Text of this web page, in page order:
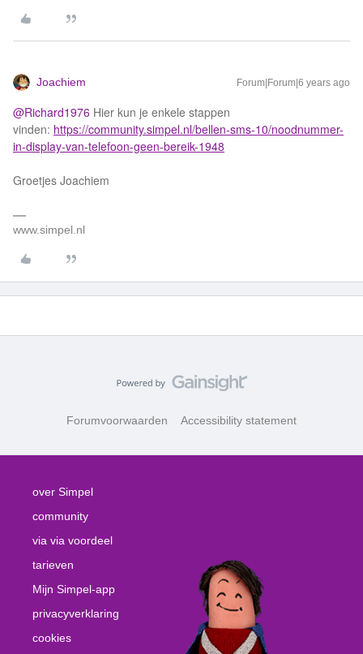
Joachiem Forum|Forum|6 years ago
@Richard1976 Hier kun je enkele stappen
vinden: https://community.simpel.nl/bellen-sms-10/noodnummer-
in-display-van-telefoon-geen-bereik-1948
Groetjes Joachiem
www.simpel.nl
Forumvoorwaarden Accessibility statement
over Simpel
community
via via voordeel
tarieven
Mijn Simpel-app
privacyverklaring
cookies